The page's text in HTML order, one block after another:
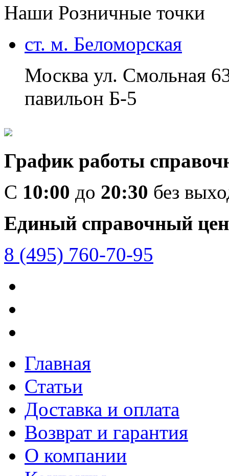
Наши Розничные точки
ст. м. Беломорская
Москва ул. Смольная
павильон Б-5
График работы
C 10:00 до 20:30 без
Единый справочный
8 (495) 760-70-95
Главная
Статьи
Доставка и оплата
Возврат и гарантия
О компании